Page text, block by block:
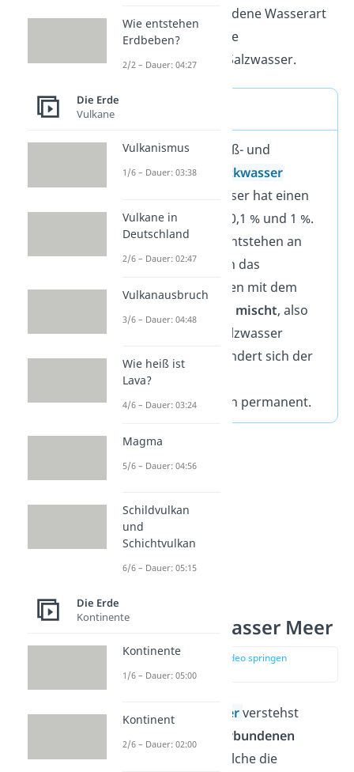
die am meisten vorhandene Wasserart
ist Salzwasser, denn alle
Ozeane
bestehen aus Salzwasser.
Brackwasser
Die Mischung von Süß- und
Salzwasser wird
Brackwasser
genannt. Dieses Wasser hat einen
Salzgehalt zwischen 0,1 % und 1 %.
Brackwasserzonen entstehen an
Stellen, an denen sich das
Süßwasser aus Flüssen mit dem
mischt, also
an der Süßwasser Salzwasser
Grenze. Deswegen ändert sich der
Salzgehalt in solchen
Brackgewässern auch permanent.
Süß- und Salzwasser Meer
zur Stelle im Video springen
(01:23)
Unter demBegriff Meerverstehst
du die
miteinander verbundenen
Gewässer
der Erde, welche die
Wie entstehen
Erdbeben?
2/2 – Dauer: 04:27
Die Erde
Vulkane
Vulkanismus
1/6 – Dauer: 03:38
Vulkane in
Deutschland
2/6 – Dauer: 02:47
Vulkanausbruch
3/6 – Dauer: 04:48
Wie heiß ist
Lava?
4/6 – Dauer: 03:24
Magma
5/6 – Dauer: 04:56
Schildvulkan
und
Schichtvulkan
6/6 – Dauer: 05:15
Die Erde
Kontinente
Kontinente
1/6 – Dauer: 05:00
Kontinent
2/6 – Dauer: 02:00